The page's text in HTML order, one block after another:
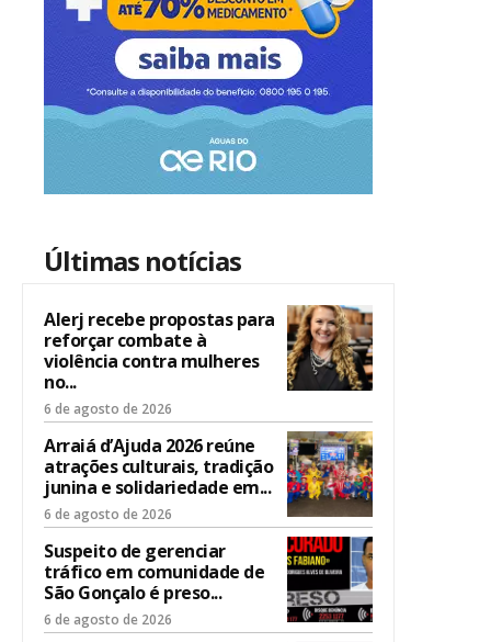
Últimas notícias
Alerj recebe propostas para
reforçar combate à
violência contra mulheres
no...
6 de agosto de 2026
Arraiá d’Ajuda 2026 reúne
atrações culturais, tradição
junina e solidariedade em...
6 de agosto de 2026
Suspeito de gerenciar
tráfico em comunidade de
São Gonçalo é preso...
6 de agosto de 2026